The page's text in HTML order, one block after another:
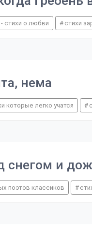
стихи о любви стихи
нема
которые легко учатся
снегом и
поэтов классиков